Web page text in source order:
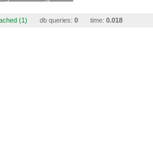
(1) db queries: 0 time: 0.018